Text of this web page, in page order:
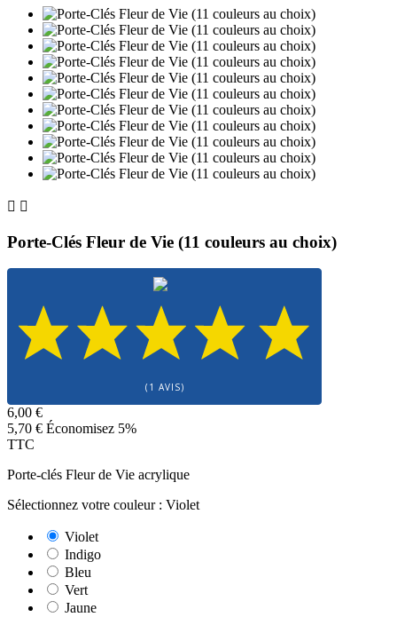
 
Porte-Clés Fleur de Vie (11 couleurs au choix)
(1 AVIS)
6,00 €
5,70 € Économisez 5%
TTC
Porte-clés Fleur de Vie acrylique
Sélectionnez votre couleur : Violet
Violet
Indigo
Bleu
Vert
Jaune